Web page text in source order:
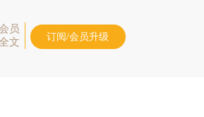
员
文
订阅/会员升级